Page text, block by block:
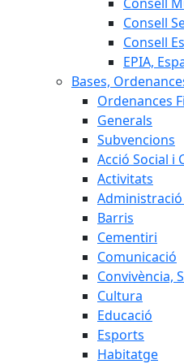
Consell
Consell
EPIA,
Bases,
Ordenances
Generals
Subvencions
Acció Social i
Activitats
Barris
Cementiri
Comunicació
Convivència,
Cultura
Educació
Esports
Habitatge